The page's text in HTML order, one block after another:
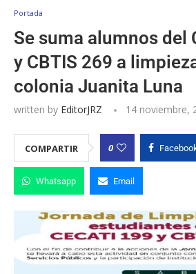
Portada
Se suma alumnos del
y CBTIS 269 a
colonia Juanita Luna
written by EditorJRZ 14 noviembre,
COMPARTIR 0
Whatsapp Email